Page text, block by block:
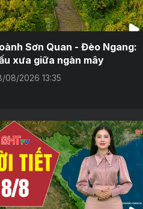
Sơn Quan - Đèo Ngang:
xưa giữa ngàn mây
08/2026 13:35